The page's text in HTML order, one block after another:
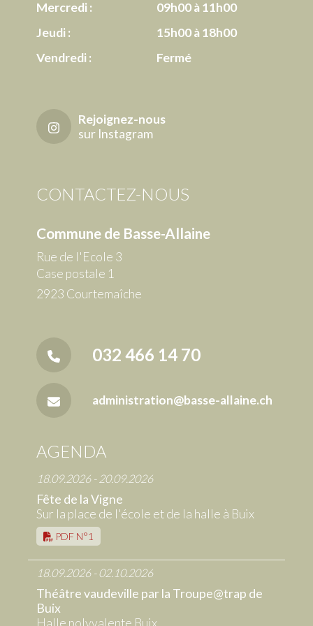
Mercredi :
09h00 à 11h00
Jeudi :
15h00 à 18h00
Vendredi :
Fermé
Rejoignez-nous
sur Instagram
CONTACTEZ-NOUS
Commune de Basse-Allaine
Rue de l'Ecole 3
Case postale 1
2923 Courtemaîche
032 466 14 70
administration@basse-allaine.ch
AGENDA
18.09.2026 - 20.09.2026
Fête de la Vigne
Sur la place de l'école et de la halle à Buix
PDF N°1
18.09.2026 - 02.10.2026
Théâtre vaudeville par la Troupe@trap de
Buix